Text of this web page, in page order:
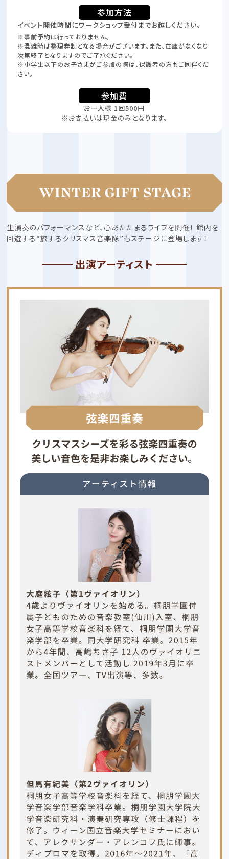
参加方法
イベント開催時間にワークショップ受付までお越しください。
※事前予約は行っておりません。
※混雑時は整理券制となる場合がございます。また、在庫がなくなり
次第終了となりますのでご了承ください。
※小学生以下のお子さまがご参加の際は、保護者の方もご同伴くだ
さい。
参加費
お一人様 1回500円
※お支払いは現金のみとなります。
生演奏のパフォーマンスなど、心あたたまるライブを開催！ 館内を
回遊する“旅するクリスマス音楽隊”もステージに登場します！
出演アーティスト